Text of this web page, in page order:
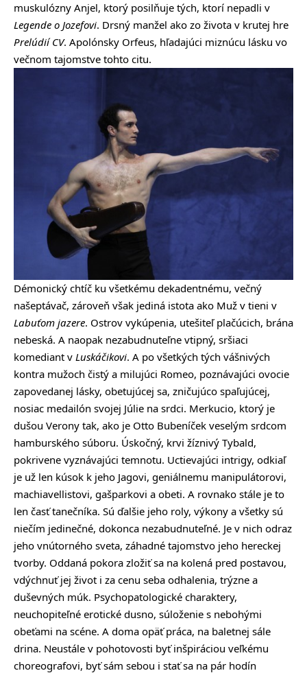
muskulózny Anjel, ktorý posilňuje tých, ktorí nepadli v
Legende o Jozefovi. Drsný manžel ako zo života v krutej hre
Prelúdií CV. Apolónsky Orfeus, hľadajúci miznúcu lásku vo
večnom tajomstve tohto citu.
Démonický chtíč ku všetkému dekadentnému, večný
našeptávač, zároveň však jediná istota ako Muž v tieni v
Labuťom jazere. Ostrov vykúpenia, utešiteľ plačúcich, brána
nebeská. A naopak nezabudnuteľne vtipný, sršiaci
komediant v Luskáčikovi. A po všetkých tých vášnivých
kontra mužoch čistý a milujúci Romeo, poznávajúci ovocie
zapovedanej lásky, obetujúcej sa, zničujúco spaľujúcej,
nosiac medailón svojej Júlie na srdci. Merkucio, ktorý je
dušou Verony tak, ako je Otto Bubeníček veselým srdcom
hamburského súboru. Úskočný, krvi žíznivý Tybald,
pokrivene vyznávajúci temnotu. Uctievajúci intrigy, odkiaľ
je už len kúsok k jeho Jagovi, geniálnemu manipulátorovi,
machiavellistovi, gašparkovi a obeti. A rovnako stále je to
len časť tanečníka. Sú ďalšie jeho roly, výkony a všetky sú
niečím jedinečné, dokonca nezabudnuteľné. Je v nich odraz
jeho vnútorného sveta, záhadné tajomstvo jeho hereckej
tvorby. Oddaná pokora zložiť sa na kolená pred postavou,
vdýchnuť jej život i za cenu seba odhalenia, trýzne a
duševných múk. Psychopatologické charaktery,
neuchopiteľné erotické dusno, súloženie s nebohými
obeťami na scéne. A doma opäť práca, na baletnej sále
drina. Neustále v pohotovosti byť inšpiráciou veľkému
choreografovi, byť sám sebou i stať sa na pár hodín